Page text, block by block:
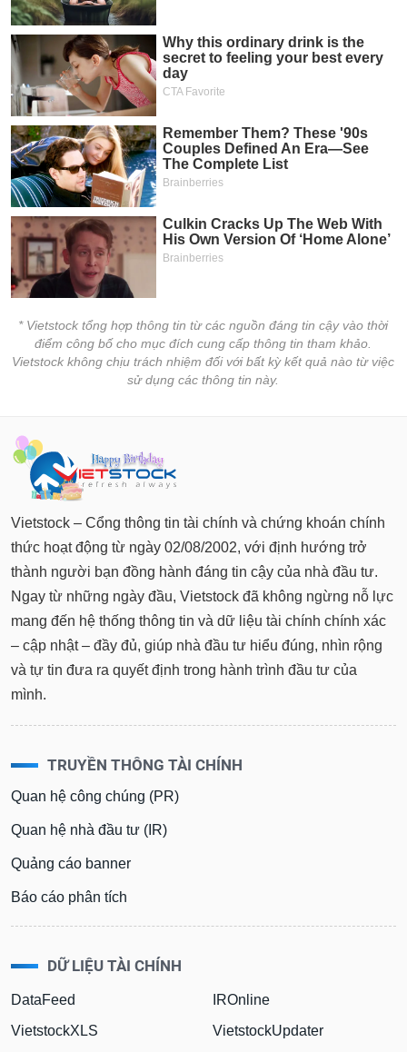
* Vietstock tổng hợp thông tin từ các nguồn đáng tin cậy vào thời
điểm công bố cho mục đích cung cấp thông tin tham khảo.
Vietstock không chịu trách nhiệm đối với bất kỳ kết quả nào từ việc
sử dụng các thông tin này.
Vietstock – Cổng thông tin tài chính và chứng khoán chính
thức hoạt động từ ngày 02/08/2002, với định hướng trở
thành người bạn đồng hành đáng tin cậy của nhà đầu tư.
Ngay từ những ngày đầu, Vietstock đã không ngừng nỗ lực
mang đến hệ thống thông tin và dữ liệu tài chính chính xác
– cập nhật – đầy đủ, giúp nhà đầu tư hiểu đúng, nhìn rộng
và tự tin đưa ra quyết định trong hành trình đầu tư của
mình.
TRUYỀN THÔNG TÀI CHÍNH
Quan hệ công chúng (PR)
Quan hệ nhà đầu tư (IR)
Quảng cáo banner
Báo cáo phân tích
DỮ LIỆU TÀI CHÍNH
DataFeed
VietstockXLS
IROnline
VietstockUpdater
chính